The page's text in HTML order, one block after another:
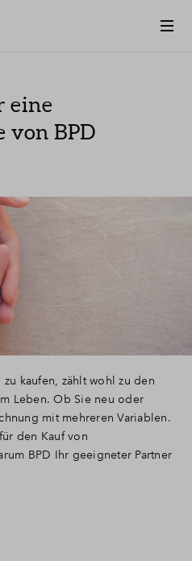
eine
BPD
kaufen, zählt wohl zu den
Leben. Ob Sie neu oder
mit mehreren Variablen.
den Kauf von
BPD Ihr geeigneter Partner